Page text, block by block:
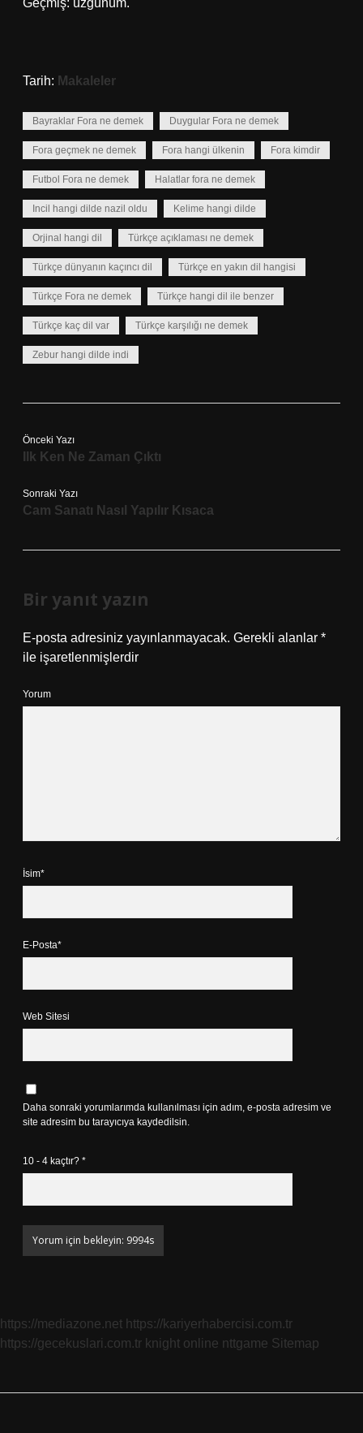
Geçmiş: üzgünüm.
Tarih: Makaleler
Bayraklar Fora ne demek Duygular Fora ne demek
Fora geçmek ne demek Fora hangi ülkenin Fora kimdir
Futbol Fora ne demek Halatlar fora ne demek
Incil hangi dilde nazil oldu Kelime hangi dilde
Orjinal hangi dil Türkçe açıklaması ne demek
Türkçe dünyanın kaçıncı dil Türkçe en yakın dil hangisi
Türkçe Fora ne demek Türkçe hangi dil ile benzer
Türkçe kaç dil var Türkçe karşılığı ne demek
Zebur hangi dilde indi
Önceki Yazı
Ilk Ken Ne Zaman Çıktı
Sonraki Yazı
Cam Sanatı Nasıl Yapılır Kısaca
Bir yanıt yazın
E-posta adresiniz yayınlanmayacak. Gerekli alanlar *
ile işaretlenmişlerdir
Yorum
İsim*
E-Posta*
Web Sitesi
Daha sonraki yorumlarımda kullanılması için adım, e-posta adresim ve
site adresim bu tarayıcıya kaydedilsin.
10 - 4 kaçtır? *
https://mediazone.net https://kariyerhabercisi.com.tr
https://gecekuslari.com.tr knight online nttgame Sitemap